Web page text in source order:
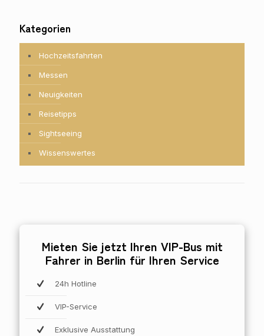
Kategorien
Hochzeitsfahrten
Messen
Neuigkeiten
Reisetipps
Sightseeing
Wissenswertes
Mieten Sie jetzt Ihren VIP-Bus mit
Fahrer in Berlin für Ihren Service
24h Hotline
VIP-Service
Exklusive Ausstattung